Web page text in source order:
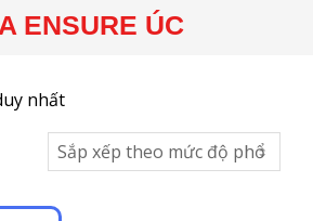
ENSURE ÚC
nhất